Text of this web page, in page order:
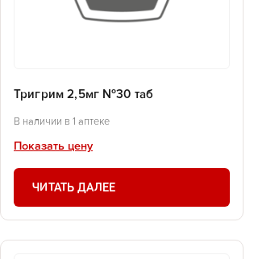
Тригрим 2,5мг №30 таб
В наличии в 1 аптеке
Показать цену
ЧИТАТЬ ДАЛЕЕ